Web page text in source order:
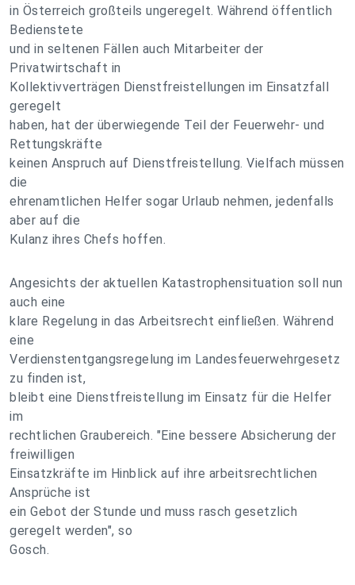
in Österreich großteils ungeregelt. Während öffentlich
Bedienstete
und in seltenen Fällen auch Mitarbeiter der
Privatwirtschaft in
Kollektivverträgen Dienstfreistellungen im Einsatzfall
geregelt
haben, hat der überwiegende Teil der Feuerwehr- und
Rettungskräfte
keinen Anspruch auf Dienstfreistellung. Vielfach müssen
die
ehrenamtlichen Helfer sogar Urlaub nehmen, jedenfalls
aber auf die
Kulanz ihres Chefs hoffen.
Angesichts der aktuellen Katastrophensituation soll nun
auch eine
klare Regelung in das Arbeitsrecht einfließen. Während
eine
Verdienstentgangsregelung im Landesfeuerwehrgesetz
zu finden ist,
bleibt eine Dienstfreistellung im Einsatz für die Helfer
im
rechtlichen Graubereich. "Eine bessere Absicherung der
freiwilligen
Einsatzkräfte im Hinblick auf ihre arbeitsrechtlichen
Ansprüche ist
ein Gebot der Stunde und muss rasch gesetzlich
geregelt werden", so
Gosch.